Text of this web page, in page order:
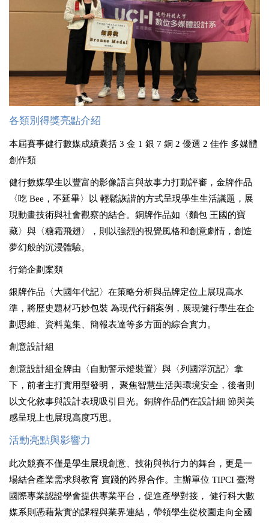
各類別得獎亮點介紹
本屆賽事健行數媒成績囊括 3 金 1 銀 7 銅 2 優選 2 佳作 多媒體
創作類
健行數媒學生以豐富的影像語言與故事力打動評審，金牌作品
〈吃 Bee ，不延畢〉以 輕鬆詼諧的方式呈現學生生活議題，展
現動畫技術與社會觀察的結合。銅牌作品如〈麵包 王國的寶
藏〉與〈糖霜飛翅〉，則以強烈的視覺風格和創意劇情，創造
夢幻般的沉浸體驗。
行銷企劃案類
銀牌作品〈大國年代記〉在策略分析與品牌定位上展現高水
準，將歷史題材巧妙包裝 為現代行銷案例，展現健行學生在企
劃思維、資料蒐集、簡報表達等多方面的綜合實力。
創意設計組
創意設計組金牌由〈自動警示燈裝置〉與〈列國浮沉記〉拿
下，前者主打實用型發明， 聚焦智慧生活與環境安全，後者則
以文化敘事與設計表現吸引目光。銅牌作品們在設計細 節與美
感呈現上也展現高度巧思。
活動亮點與影響力
此次競賽不僅是學生展現創意、技術與執行力的舞台，更是一
場結合產業需求與教育 實踐的跨界合作。主辦單位 TIPCI 臺灣
國際專業認證學會提供專業平台，促進產學對接， 健行科大數
媒系則憑藉紮實的課程與業界連結，帶領學生從校園走向全國